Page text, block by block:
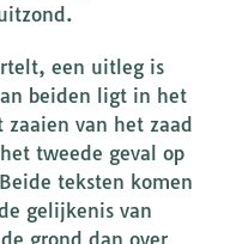
een uitleg is
beiden ligt in het
zaaien van het zaad
tweede geval op
teksten komen
gelijkenis van